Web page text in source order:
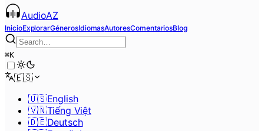
AudioAZ
InicioExplorarGénerosIdiomasAutoresComentariosBlog
⌘K
🇪🇸
🇺🇸English
🇻🇳Tiếng Việt
🇩🇪Deutsch